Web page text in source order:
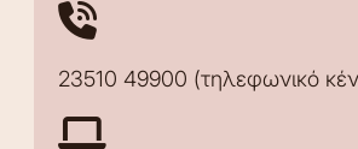
23510 49900 (τηλεφωνικό